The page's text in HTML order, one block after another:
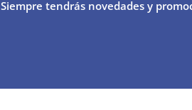
Siempre tendrás novedades y